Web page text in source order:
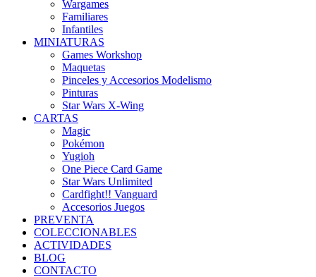
Wargames
Familiares
Infantiles
MINIATURAS
Games Workshop
Maquetas
Pinceles y Accesorios Modelismo
Pinturas
Star Wars X-Wing
CARTAS
Magic
Pokémon
Yugioh
One Piece Card Game
Star Wars Unlimited
Cardfight!! Vanguard
Accesorios Juegos
PREVENTA
COLECCIONABLES
ACTIVIDADES
BLOG
CONTACTO